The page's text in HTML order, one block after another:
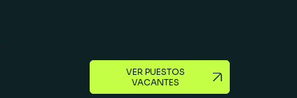
VER PUESTOS
VACANTES